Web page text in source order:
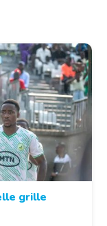
grille